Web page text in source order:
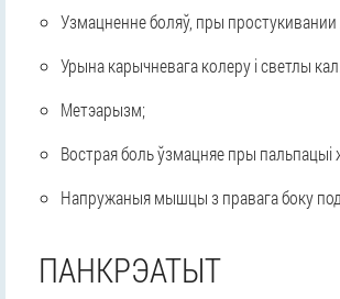
Узмацненне боляў, пры простукивании
Урына карычневага колеру і светлы кал.
Метэарызм;
Вострая боль ўзмацняе пры пальпацыі
Напружаныя мышцы з правага боку
ПАНКРЭАТЫТ